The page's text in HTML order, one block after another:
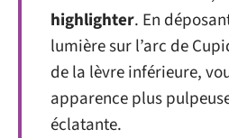
highlighter. En
lumière sur l’arc de
de la lèvre inférieure,
apparence plus
éclatante.